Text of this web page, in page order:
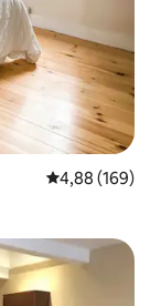
Note
4,88 (169)